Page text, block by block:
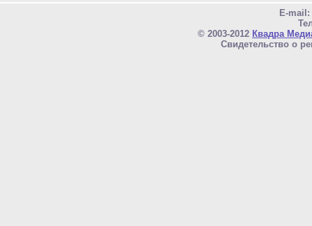
E-mail:
© 2003-2012 Квадра
Свидетельство о